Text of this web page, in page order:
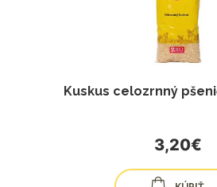
Kuskus celozrnný
3,20€